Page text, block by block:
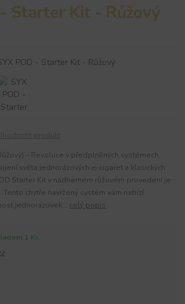
Starter Kit - Růžový
– Revoluce v předplněných systémech
světa jednorázových e-cigaret a klasických
Starter Kit v nádherném růžovém provedení je
chytře navržený systém vám nabízí
jednorázovek... celý popis
1 ks